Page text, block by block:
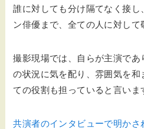
誰に対しても分け隔てなく接し
ン俳優まで、全ての人に対して
撮影現場では、自らが主演で
の状況に気を配り、雰囲気を和
ての役割も担っていると言いま
共演者のインタビューで明かさ